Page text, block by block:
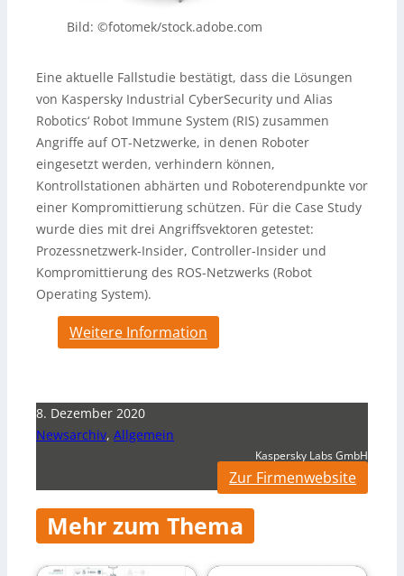
Bild: ©fotomek/stock.adobe.com
Eine aktuelle Fallstudie bestätigt, dass die Lösungen
von Kaspersky Industrial CyberSecurity und Alias
Robotics‘ Robot Immune System (RIS) zusammen
Angriffe auf OT-Netzwerke, in denen Roboter
eingesetzt werden, verhindern können,
Kontrollstationen abhärten und Roboterendpunkte vor
einer Kompromittierung schützen. Für die Case Study
wurde dies mit drei Angriffsvektoren getestet:
Prozessnetzwerk-Insider, Controller-Insider und
Kompromittierung des ROS-Netzwerks (Robot
Operating System).
Weitere Information
8. Dezember 2020
Newsarchiv, Allgemein
Kaspersky Labs GmbH
Zur Firmenwebsite
Mehr zum Thema